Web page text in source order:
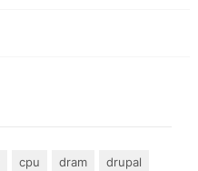
cpu dram
drupal